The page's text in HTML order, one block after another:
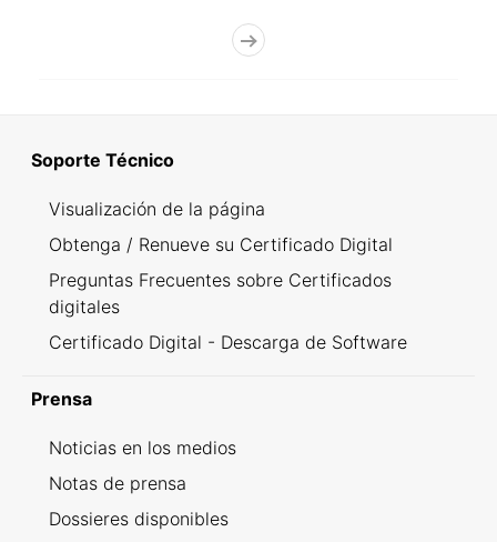
Soporte Técnico
Visualización de la página
Obtenga / Renueve su Certificado Digital
Preguntas Frecuentes sobre Certificados
digitales
Certificado Digital - Descarga de Software
Prensa
Noticias en los medios
Notas de prensa
Dossieres disponibles